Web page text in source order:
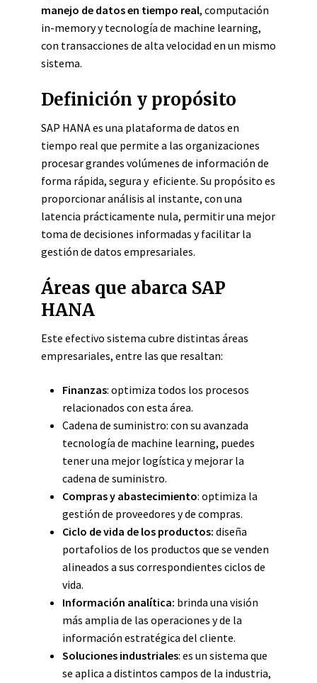
manejo de datos en tiempo real, computación
in-memory y tecnología de machine learning,
con transacciones de alta velocidad en un mismo
sistema.
Definición y propósito
SAP HANA es una plataforma de datos en
tiempo real que permite a las organizaciones
procesar grandes volúmenes de información de
forma rápida, segura y eficiente. Su propósito es
proporcionar análisis al instante, con una
latencia prácticamente nula, permitir una mejor
toma de decisiones informadas y facilitar la
gestión de datos empresariales.
Áreas que abarca SAP
HANA
Este efectivo sistema cubre distintas áreas
empresariales, entre las que resaltan:
Finanzas: optimiza todos los procesos
relacionados con esta área.
Cadena de suministro: con su avanzada
tecnología de machine learning, puedes
tener una mejor logística y mejorar la
cadena de suministro.
Compras y abastecimiento: optimiza la
gestión de proveedores y de compras.
Ciclo de vida de los productos: diseña
portafolios de los productos que se venden
alineados a sus correspondientes ciclos de
vida.
Información analítica: brinda una visión
más amplia de las operaciones y de la
información estratégica del cliente.
Soluciones industriales: es un sistema que
se aplica a distintos campos de la industria,